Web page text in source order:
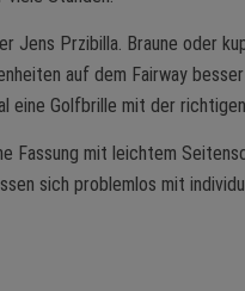
Jens Przibilla. Braune oder
auf dem Fairway besser
eine Golfbrille mit der
Fassung mit leichtem
sich problemlos mit